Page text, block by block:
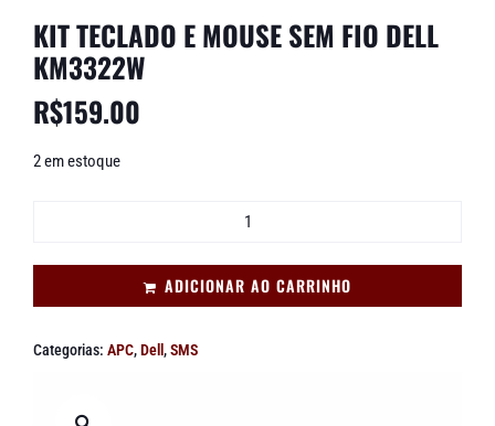
KIT TECLADO E MOUSE SEM FIO DELL
KM3322W
R$159.00
2 em estoque
ADICIONAR AO CARRINHO
Categorias: APC,Dell ,SMS